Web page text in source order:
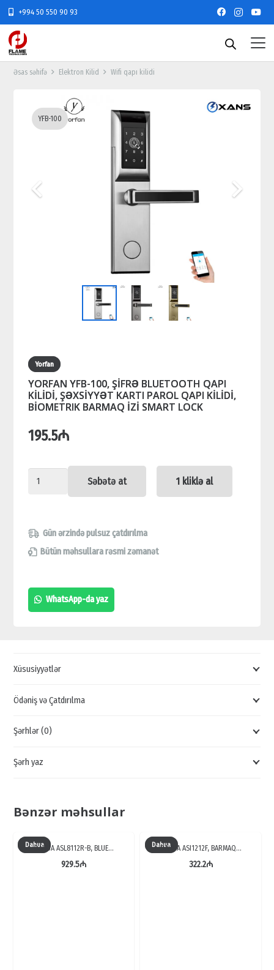
+994 50 550 90 93
Əsas səhifə Elektron Kilid Wifi qapı kilidi
YFB-100
Yorfan
YORFAN YFB-100, ŞİFRƏ BLUETOOTH QAPI
KİLİDİ, ŞƏXSİYYƏT KARTI PAROL QAPI KİLİDİ,
BİOMETRIK BARMAQ İZİ SMART LOCK
195.5₼
YORFAN
ŞİFRƏ
BLUETOOTH
KİLİDİ,
ŞƏXSİYYƏT
BİOMETRIK
İZİ
LOCK
Səbətə at 1 kliklə al
Gün ərzində pulsuz çatdırılma
Bütün məhsullara rəsmi zəmanət
WhatsApp-da yaz
Xüsusiyyətlər
Ödəniş və Çatdırılma
Şərhlər (0)
Şərh yaz
Bənzər məhsullar
DahuaDAHUA ASL8112R-B, BLUE…
929.5₼
Dahua
DAHUA ASI1212F, BARMAQ…
322.2₼